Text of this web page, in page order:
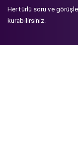
Her türlü soru ve
kurabilirsiniz.